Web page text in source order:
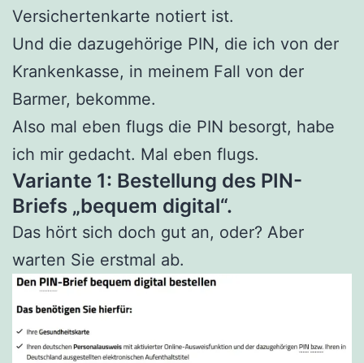
Versichertenkarte notiert ist.
Und die dazugehörige PIN, die ich von der
Krankenkasse, in meinem Fall von der
Barmer, bekomme.
Also mal eben flugs die PIN besorgt, habe
ich mir gedacht. Mal eben flugs.
Variante 1: Bestellung des PIN-
Briefs „bequem digital“.
Das hört sich doch gut an, oder? Aber
warten Sie erstmal ab.